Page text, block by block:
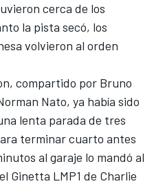
cerca de los
la pista secó, los
volvieron al orden
compartido por Bruno
Nato, ya había sido
lenta parada de tres
terminar cuarto antes
al garaje lo mandó al
Ginetta LMP1 de Charlie